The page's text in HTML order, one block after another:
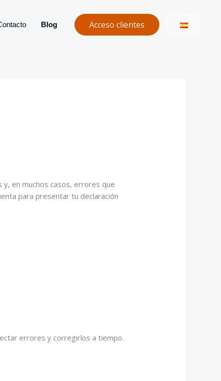
Blog Acceso clientes
y, en muchos casos, errores que
para presentar tu declaración
errores y corregirlos a tiempo.